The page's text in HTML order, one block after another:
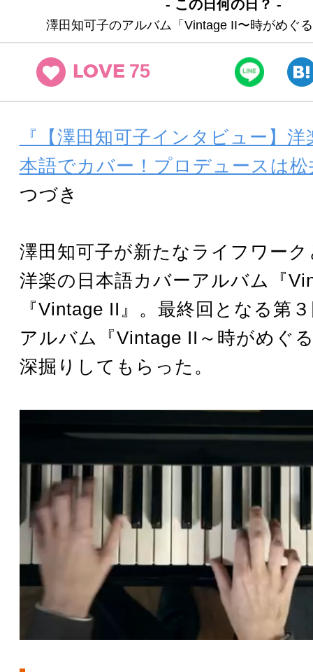
- この日何の日？ -
澤田知可子のアルバム「Vintage II〜時がめぐ
LOVE 75
『【澤田知可子インタビュー】
本語でカバー！プロデュースは松
つづき
澤田知可子が新たなライフワー
洋楽の日本語カバーアルバム『
『Vintage II』。最終回となる第
アルバム『Vintage II～時がめぐ
深掘りしてもらった。